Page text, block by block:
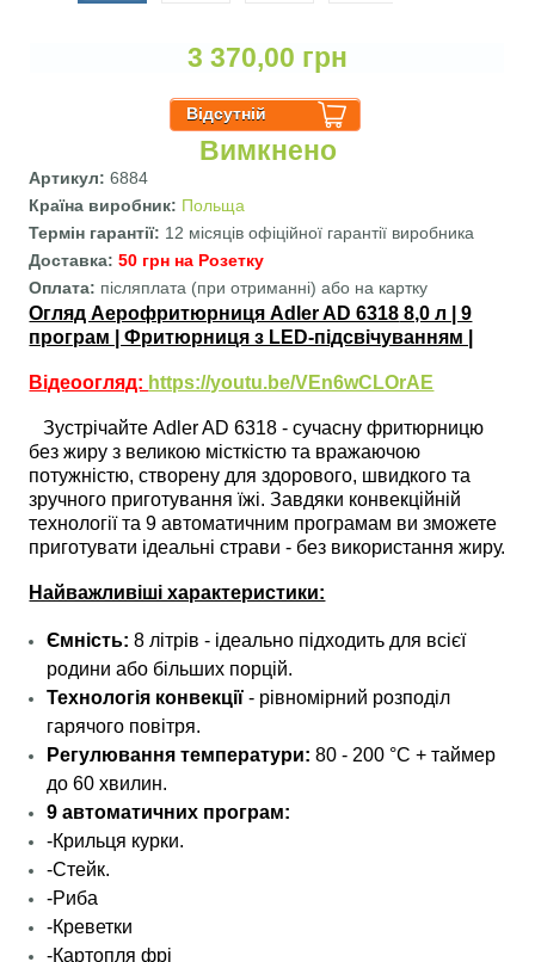
3 370,00 грн
Вимкнено
Артикул:6884
Країна виробник: Польща
Термін гарантії: 12 місяців офіційної гарантії виробника
Доставка:50 грн на Розетку
Оплата: післяплата (при отриманні) або на картку
Огляд Аерофритюрниця Adler AD 6318 8,0 л | 9
програм | Фритюрниця з LED-підсвічуванням |
Відеоогляд: https://youtu.be/VEn6wCLOrAE
Зустрічайте Adler AD 6318 - сучасну фритюрницю
без жиру з великою місткістю та вражаючою
потужністю, створену для здорового, швидкого та
зручного приготування їжі. Завдяки конвекційній
технології та 9 автоматичним програмам ви зможете
приготувати ідеальні страви - без використання жиру.
Найважливіші характеристики:
Ємність: 8 літрів - ідеально підходить для всієї
родини або більших порцій.
Технологія конвекції - рівномірний розподіл
гарячого повітря.
Регулювання температури:80 - 200 °C + таймер
до 60 хвилин.
9 автоматичних програм:
-Крильця курки.
-Стейк.
-Риба
-Креветки
-Картопля фрі